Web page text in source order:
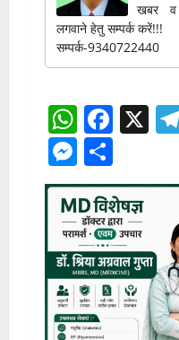
खबर व
लगवाने हेतु सम्पर्क करें!!!
सम्पर्क-9340722440
X